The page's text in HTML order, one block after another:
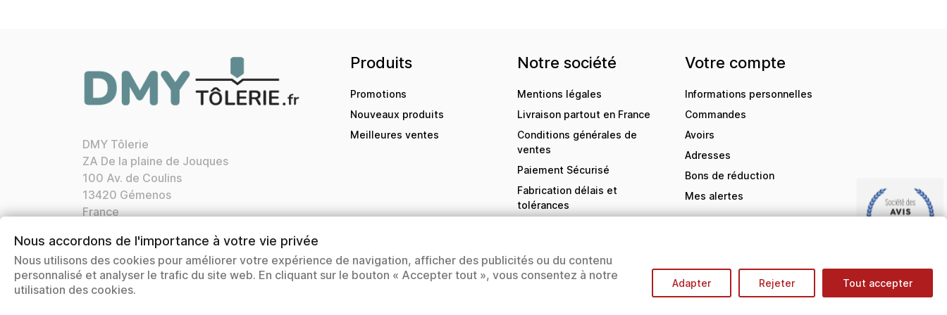
DMY Tôlerie
ZA De la plaine de Jouques
100 Av. de Coulins
13420 Gémenos
France
Nos horaires:Lun. Ven. 8h30 12h00 13h30
17h00
Courriel:contact@dmytolerie.fr
Produits
Promotions
Nouveaux produits
Meilleures ventes
Notre société
Mentions légales
Livraison partout en France
Conditions générales de
ventes
Paiement Sécurisé
Fabrication délais et
tolérances
Magasins
Votre compte
Informations personnelles
Commandes
Avoirs
Adresses
Bons de réduction
Mes alertes
Nous accordons de l'importance à votre vie privée
Nous utilisons des cookies pour améliorer votre expérience de navigation, afficher des publicités ou du contenu
personnalisé et analyser le trafic du site web. En cliquant sur le bouton « Accepter tout », vous consentez à notre
utilisation des cookies.
Adapter Rejeter Tout accepter
9.5